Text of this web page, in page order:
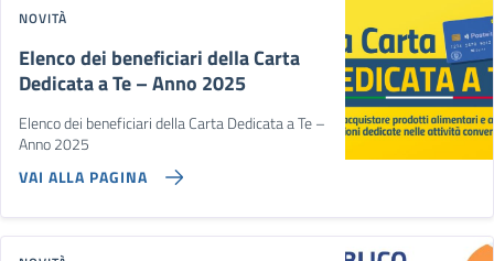
NOVITÀ
Elenco dei beneficiari della Carta
Dedicata a Te – Anno 2025
Elenco dei beneficiari della Carta Dedicata a Te –
Anno 2025
VAI ALLA PAGINA